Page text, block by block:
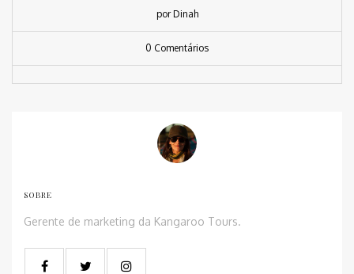
por Dinah
0 Comentários
SOBRE
Gerente de marketing da Kangaroo Tours.